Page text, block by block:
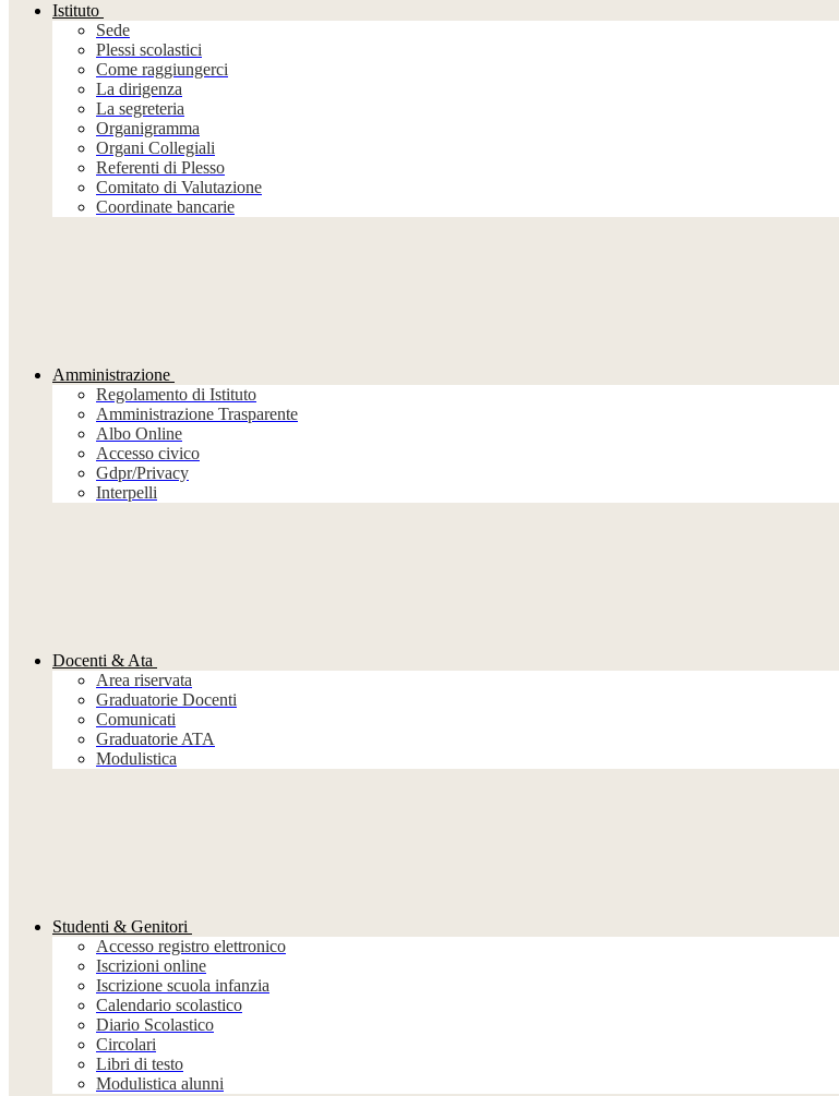
Istituto
Sede
Plessi scolastici
Come raggiungerci
La dirigenza
La segreteria
Organigramma
Organi Collegiali
Referenti di Plesso
Comitato di Valutazione
Coordinate bancarie
Amministrazione
Regolamento di Istituto
Amministrazione Trasparente
Albo Online
Accesso civico
Gdpr/Privacy
Interpelli
Docenti & Ata
Area riservata
Graduatorie Docenti
Comunicati
Graduatorie ATA
Modulistica
Studenti & Genitori
Accesso registro elettronico
Iscrizioni online
Iscrizione scuola infanzia
Calendario scolastico
Diario Scolastico
Circolari
Libri di testo
Modulistica alunni